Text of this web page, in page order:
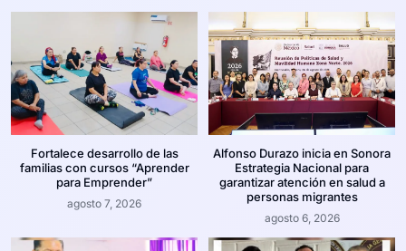
Fortalece desarrollo de las
familias con cursos “Aprender
para Emprender”
agosto 7, 2026
Alfonso Durazo inicia en Sonora
Estrategia Nacional para
garantizar atención en salud a
personas migrantes
agosto 6, 2026